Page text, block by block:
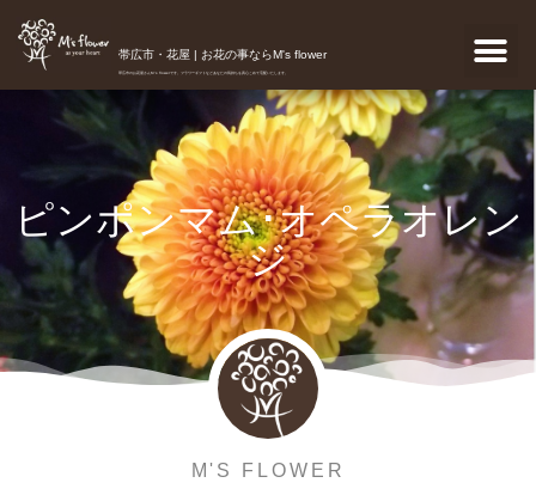
帯広市・花屋 | お花の事ならM's flower
帯広市のお花屋さんM's flowerです。フラワーギフトなどあなたの気持ちを真心こめて宅配いたします。
ピンポンマム･オペラオレン
ジ
M'S FLOWER